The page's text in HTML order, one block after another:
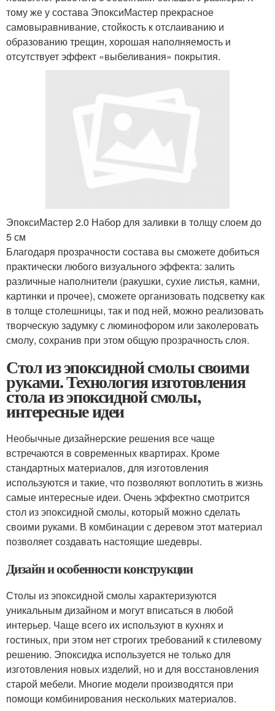
тому же у состава ЭпоксиМастер прекрасное
самовыравнивание, стойкость к отслаиванию и
образованию трещин, хорошая наполняемость и
отсутствует эффект «выбеливания» покрытия.
ЭпоксиМастер 2.0 Набор для заливки в толщу слоем до
5 см
Благодаря прозрачности состава вы сможете добиться
практически любого визуального эффекта: залить
различные наполнители (ракушки, сухие листья, камни,
картинки и прочее), сможете организовать подсветку как
в толще столешницы, так и под ней, можно реализовать
творческую задумку с люминофором или заколеровать
смолу, сохранив при этом общую прозрачность слоя.
Стол из эпоксидной смолы своими
руками. Технология изготовления
стола из эпоксидной смолы,
интересные идеи
Необычные дизайнерские решения все чаще
встречаются в современных квартирах. Кроме
стандартных материалов, для изготовления
используются и такие, что позволяют воплотить в жизнь
самые интересные идеи. Очень эффектно смотрится
стол из эпоксидной смолы, который можно сделать
своими руками. В комбинации с деревом этот материал
позволяет создавать настоящие шедевры.
Дизайн и особенности конструкции
Столы из эпоксидной смолы характеризуются
уникальным дизайном и могут вписаться в любой
интерьер. Чаще всего их используют в кухнях и
гостиных, при этом нет строгих требований к стилевому
решению. Эпоксидка используется не только для
изготовления новых изделий, но и для восстановления
старой мебели. Многие модели производятся при
помощи комбинирования нескольких материалов.